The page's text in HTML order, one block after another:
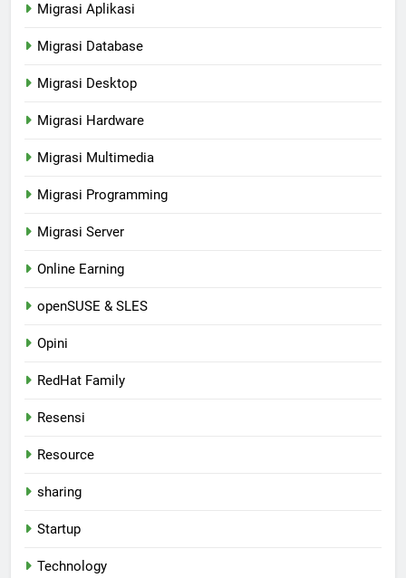
Migrasi Aplikasi
Migrasi Database
Migrasi Desktop
Migrasi Hardware
Migrasi Multimedia
Migrasi Programming
Migrasi Server
Online Earning
openSUSE & SLES
Opini
RedHat Family
Resensi
Resource
sharing
Startup
Technology